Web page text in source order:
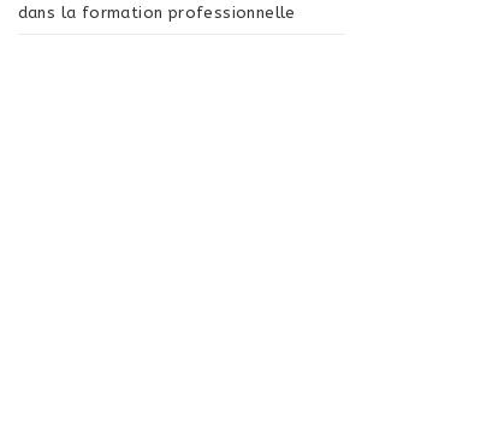
dans la formation professionnelle